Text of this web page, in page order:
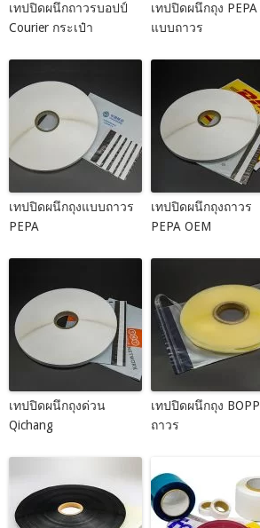
เทปปิดผนึกถาวรบอปป์
Courier กระเป๋า
เทปปิดผนึกถุง PEPA
แบบถาวร
เทปปิดผนึกถุงแบบถาวร
PEPA
เทปปิดผนึกถุงถาวร
PEPA OEM
เทปปิดผนึกถุงด่วน
Qichang
เทปปิดผนึกถุง BOPP
ถาวร